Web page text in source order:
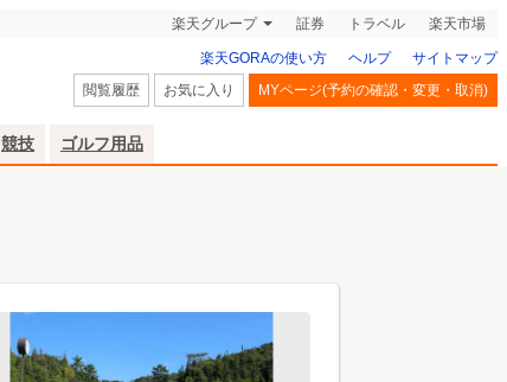
楽天グループ 証券 トラベル 楽天市場
楽天GORAの使い方 ヘルプ
サイトマップ
閲覧履歴
お気に入り MYページ(予約の確認・変更・取消)
競技 ゴルフ用品